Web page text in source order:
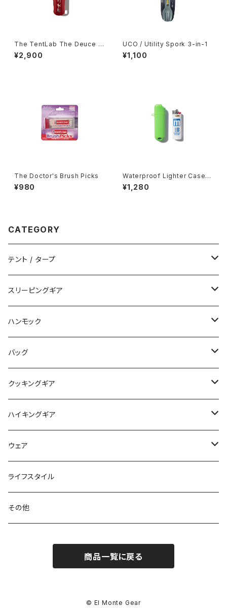
The TentLab The Deuce o
f spades
¥2,900
UCO / Utility Spork 3-in-1
¥1,100
The Doctor's Brush Picks
¥980
Waterproof Lighter Case f
or BIC
¥1,280
CATEGORY
テント / タープ
タープ / シェルター
ペグ / ステークス
アクセサリー
スリーピングギア
シュラフ / キルト
ビビィ
マット
ピロー
ハンモック
ハンモック
アクセサリー
バッグ
バックパック
サコッシュ / ウェストポーチ
トートバッグ
パックアクセサリー
クッキングギア
バーナー / ストーブ / 燃料
クッカー / カップ
カトラリー
ボトル
ハイキングギア
ストック
スノーシュー / アイゼン
スタッフサック
ナイフ / ツール
ウェア
トップス
ハードシェル / レインウェア
ウェアアクセサリー
ライフスタイル
その他
商品一覧に戻る
© El Monte Gear